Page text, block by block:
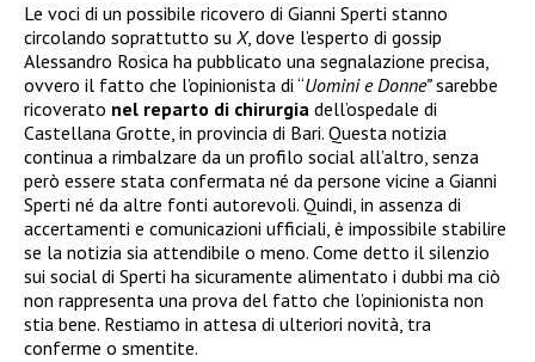
Le voci di un possibile ricovero di Gianni Sperti stanno
circolando soprattutto su X, dove l’esperto di gossip
Alessandro Rosica ha pubblicato una segnalazione precisa,
ovvero il fatto che l’opinionista di “Uomini e Donne”sarebbe
ricoverato nel reparto di chirurgia dell’ospedale di
Castellana Grotte, in provincia di Bari. Questa notizia
continua a rimbalzare da un profilo social all’altro, senza
però essere stata confermata né da persone vicine a Gianni
Sperti né da altre fonti autorevoli. Quindi, in assenza di
accertamenti e comunicazioni ufficiali, è impossibile stabilire
se la notizia sia attendibile o meno. Come detto il silenzio
sui social di Sperti ha sicuramente alimentato i dubbi ma ciò
non rappresenta una prova del fatto che l’opinionista non
stia bene. Restiamo in attesa di ulteriori novità, tra
conferme o smentite.